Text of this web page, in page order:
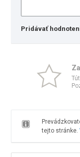
Pridávať
tejto stránke.